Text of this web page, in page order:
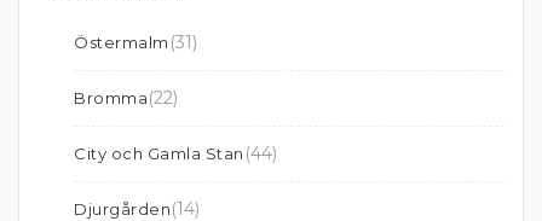
Östermalm (31)
Bromma(22)
City och Gamla Stan (44)
Djurgården(14)